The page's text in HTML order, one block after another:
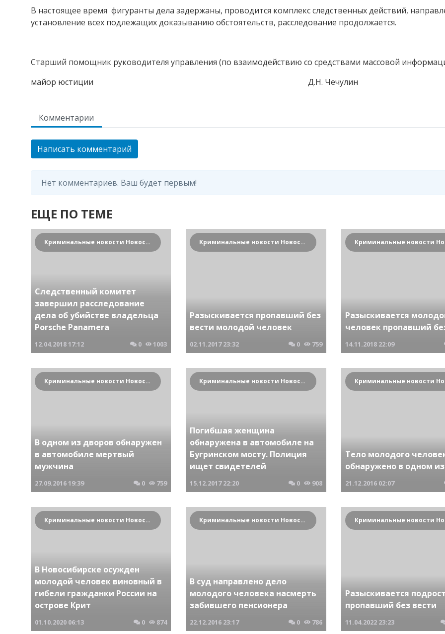
В настоящее время фигуранты дела задержаны, проводится комплекс следственных действий,
установление всех подлежащих доказыванию обстоятельств, расследование продолжается.
Старший помощник руководителя управления (по взаимодействию со средствами массовой
майор юстиции Д.Н. Чечулин
Комментарии
Написать комментарий
Нет комментариев. Ваш будет первым!
ЕЩЕ ПО ТЕМЕ
Криминальные новости Новосибирска и Сибирского региона
Следственный комитет
завершил расследование
дела об убийстве владельца
Porsche Panamera
12.04.201817:12 0 1003
Криминальные новости Новосибирска и Сибирского региона
Разыскивается пропавший без
вести молодой человек
02.11.201723:32 0 759
Разыскивается
человек пропавший
14.11.2018 22:09
Криминальные новости Новосибирска и Сибирского региона
В одном из дворов обнаружен
в автомобиле мертвый
мужчина
27.09.201619:39 0 759
Криминальные новости Новосибирска и Сибирского региона
Погибшая женщина
обнаружена в автомобиле на
Бугринском мосту. Полиция
ищет свидетелей
15.12.201722:20 0 908
Тело молодого
обнаружено в одном
21.12.2016 02:07
Криминальные новости Новосибирска и Сибирского региона
В Новосибирске осужден
молодой человек виновный в
гибели гражданки России на
острове Крит
01.10.2020 06:13 0 874
Криминальные новости Новосибирска и Сибирского региона
В суд направлено дело
молодого человека насмерть
забившего пенсионера
22.12.2016 23:17 0 786
Разыскивается
пропавший без вести
11.04.2022 23:23